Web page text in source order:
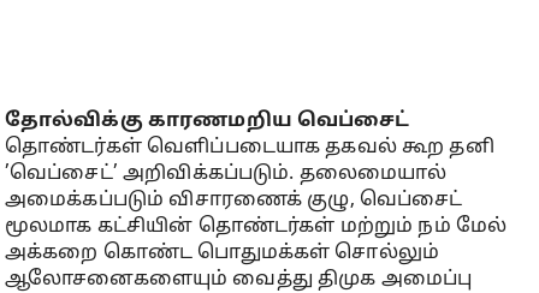
தோல்விக்கு காரணமறிய வெப்சைட்
தொண்டர்கள் வெளிப்படையாக தகவல் கூற தனி
’வெப்சைட்’ அறிவிக்கப்படும். தலைமையால்
அமைக்கப்படும் விசாரணைக் குழு, வெப்சைட்
மூலமாக கட்சியின் தொண்டர்கள் மற்றும் நம் மேல்
அக்கறை கொண்ட பொதுமக்கள் சொல்லும்
ஆலோசனைகளையும் வைத்து திமுக அமைப்பு